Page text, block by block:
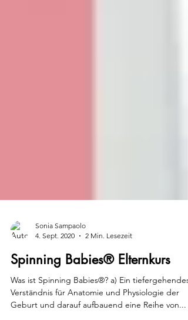
4. Sept. 2020
2 Min. Lesezeit
Spinning Babies® Elternkurs
Was ist Spinning Babies®? a) Ein tiefergehendes